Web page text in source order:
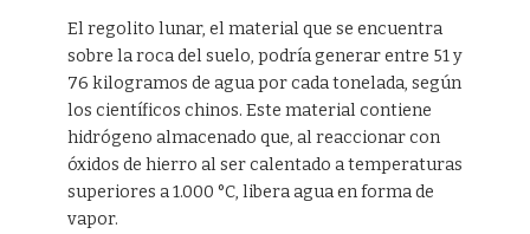
El regolito lunar, el material que se encuentra
sobre la roca del suelo, podría generar entre 51 y
76 kilogramos de agua por cada tonelada, según
los científicos chinos. Este material contiene
hidrógeno almacenado que, al reaccionar con
óxidos de hierro al ser calentado a temperaturas
superiores a 1.000 °C, libera agua en forma de
vapor.